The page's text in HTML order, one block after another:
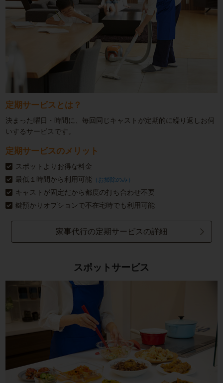
定期サービスとは？
決まった曜日・時間に、毎回同じキャストが定期的に繰り返しお伺
いするサービスです。
定期サービスのメリット
スポットよりお得な料金
最低１時間から利用可能 （お掃除のみ）
キャストが固定だから都度の打ち合わせ不要
鍵預かりオプションで不在宅時でも利用可能
家事代行の定期サービスの詳細
スポットサービス